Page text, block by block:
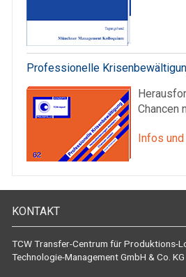
Professionelle
Chancen
Infos
KONTAKT
TCW Transfer-Centrum für Produktions-
Technologie-Management GmbH & Co. KG